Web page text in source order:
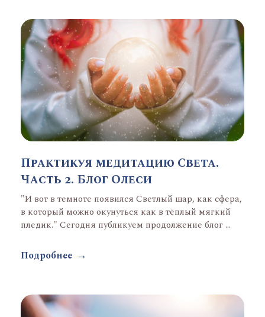
Практикуя медитацию Света.
Часть 2. Блог Олеси
"И вот в темноте появился Светлый шар, как сфера,
в который можно окунуться как в тёплый мягкий
пледик." Сегодня публикуем продолжение блог ...
Подробнее